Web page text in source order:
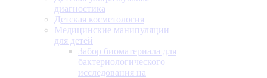
диагностика
Детская косметология
Медицинские манипуляции
для детей
Забор биоматериала для
бактериологического
исследования на